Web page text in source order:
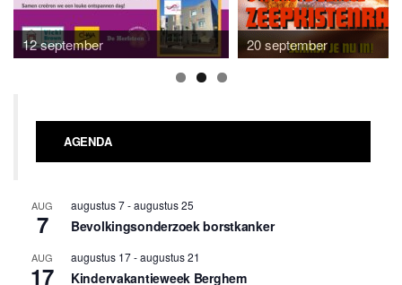
12 september 20 september
AGENDA
AUG
7
augustus 7-augustus 25
Bevolkingsonderzoek borstkanker
AUG
17
augustus 17-augustus 21
Kindervakantieweek Berghem